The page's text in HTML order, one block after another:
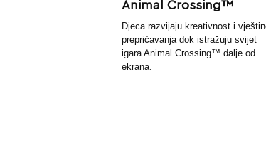
Animal Crossing™
Djeca razvijaju kreativnost i
prepričavanja dok istražuju svijet
igara Animal Crossing™ dalje od
ekrana.